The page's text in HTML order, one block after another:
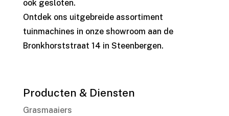
ook gesloten.
Ontdek ons uitgebreide assortiment
tuinmachines in onze showroom aan de
Bronkhorststraat 14 in Steenbergen.
Producten & Diensten
Grasmaaiers